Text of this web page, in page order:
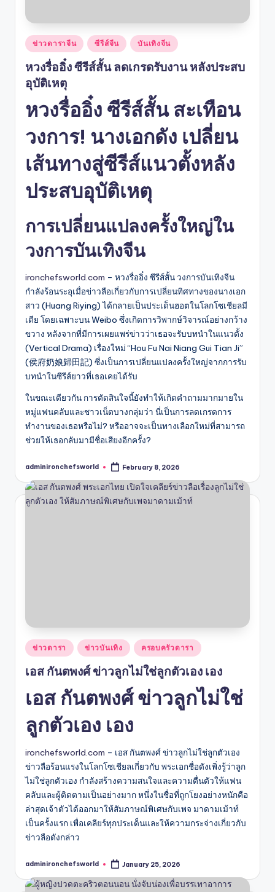
Posted
in
ข่าวดาราจีน ซีรีส์จีน บันเทิงจีน
หวงรื่ออิ๋ง ซีรีส์สั้น ลดเกรดรับงาน หลังประสบ
อุบัติเหตุ
หวงรื่ออิ๋ง ซีรีส์สั้น สะเทือน
วงการ! นางเอกดัง เปลี่ยน
เส้นทางสู่ซีรีส์แนวตั้งหลัง
ประสบอุบัติเหตุ
การเปลี่ยนแปลงครั้งใหญ่ใน
วงการบันเทิงจีน
ironchefsworld.com – หวงรื่ออิ๋ง ซีรีส์สั้น วงการบันเทิงจีน
กำลังร้อนระอุเมื่อข่าวลือเกี่ยวกับการเปลี่ยนทิศทางของนางเอก
สาว (Huang Riying) ได้กลายเป็นประเด็นฮอตในโลกโซเชียลมี
เดีย โดยเฉพาะบน Weibo ซึ่งเกิดการวิพากษ์วิจารณ์อย่างกว้าง
ขวาง หลังจากที่มีการเผยแพร่ข่าวว่าเธอจะรับบทนำในแนวตั้ง
(Vertical Drama) เรื่องใหม่ “Hou Fu Nai Niang Gui Tian Ji”
(侯府奶娘歸田記) ซึ่งเป็นการเปลี่ยนแปลงครั้งใหญ่จากการรับ
บทนำในซีรีส์ยาวที่เธอเคยได้รับ
ในขณะเดียวกัน การตัดสินใจนี้ยังทำให้เกิดคำถามมากมายใน
หมู่แฟนคลับและชาวเน็ตบางกลุ่มว่า นี่เป็นการลดเกรดการ
ทำงานของเธอหรือไม่? หรืออาจจะเป็นทางเลือกใหม่ที่สามารถ
ช่วยให้เธอกลับมามีชื่อเสียงอีกครั้ง?
Posted
adminironchefsworld February 8, 2026
Posted
in
ข่าวดารา ข่าวบันเทิง ครอบครัวดารา
เอส กันตพงศ์ ข่าวลูกไม่ใช่ลูกตัวเอง เอง
เอส กันตพงศ์ ข่าวลูกไม่ใช่
ลูกตัวเอง เอง
ironchefsworld.com – เอส กันตพงศ์ ข่าวลูกไม่ใช่ลูกตัวเอง
ข่าวลือร้อนแรงในโลกโซเชียลเกี่ยวกับ พระเอกชื่อดังเพิ่งรู้ว่าลูก
ไม่ใช่ลูกตัวเอง กำลังสร้างความสนใจและความตื่นตัวให้แฟน
คลับและผู้ติดตามเป็นอย่างมาก หนึ่งในชื่อที่ถูกโยงอย่างหนักคือ
ล่าสุดเจ้าตัวได้ออกมาให้สัมภาษณ์พิเศษกับเพจ มาดามเม้าท์
เป็นครั้งแรก เพื่อเคลียร์ทุกประเด็นและให้ความกระจ่างเกี่ยวกับ
ข่าวลือดังกล่าว
Posted
adminironchefsworld January 25, 2026